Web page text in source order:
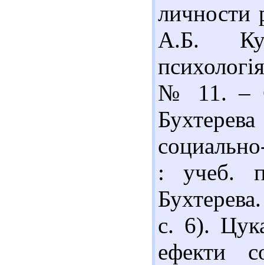
А.Б.
№ 11. –
: учеб.
с. 6).
ефекти